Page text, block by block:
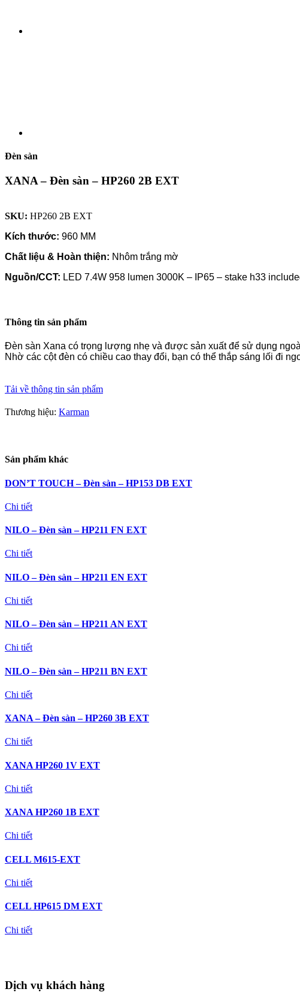
Đèn sàn
XANA – Đèn sàn – HP260 2B EXT
SKU: HP260 2B EXT
Kích thước: 960 MM
Chất liệu & Hoàn thiện: Nhôm trắng mờ
Nguồn/CCT: LED 7.4W 958 lumen 3000K – IP65 – stake h33
Thông tin sản phẩm
Đèn sàn Xana có trọng lượng nhẹ và được sản xuất để sử dụng
Nhờ các cột đèn có chiều cao thay đổi, bạn có thể thắp sáng lối đi
Tải về thông tin sản phẩm
Thương hiệu: Karman
Sản phẩm khác
DON’T TOUCH – Đèn sàn – HP153 DB EXT
Chi tiết
NILO – Đèn sàn – HP211 FN EXT
Chi tiết
NILO – Đèn sàn – HP211 EN EXT
Chi tiết
NILO – Đèn sàn – HP211 AN EXT
Chi tiết
NILO – Đèn sàn – HP211 BN EXT
Chi tiết
XANA – Đèn sàn – HP260 3B EXT
Chi tiết
XANA HP260 1V EXT
Chi tiết
XANA HP260 1B EXT
Chi tiết
CELL M615-EXT
Chi tiết
CELL HP615 DM EXT
Chi tiết
Dịch vụ khách hàng